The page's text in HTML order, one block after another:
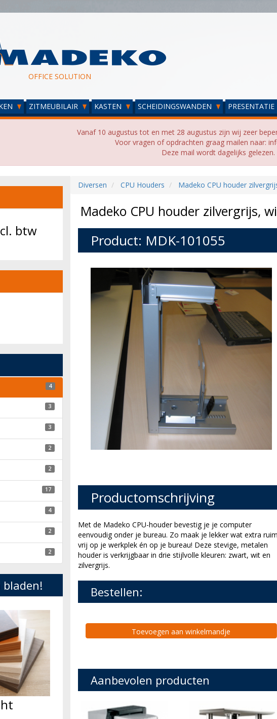
OFFICE SOLUTION
ZITMEUBILAIR KASTEN SCHEIDINGSWANDEN PRESENTATIE
Vanaf 10 augustus tot en met 28 augustus zijn wij zeer
Voor vragen of opdrachten graag mailen naar:
Deze mail wordt dagelijks gelezen.
Diversen CPU Houders Madeko CPU houder
Madeko CPU houder zilvergrijs,
Product: MDK-101055
Productomschrijving
Met de Madeko CPU-houder bevestig je je computer
eenvoudig onder je bureau. Zo maak je lekker wat extra
vrij op je werkplek én op je bureau! Deze stevige, metalen
houder is verkrijgbaar in drie stijlvolle kleuren: zwart, wit en
zilvergrijs.
Bestellen:
Toevoegen aan winkelmandje
Aanbevolen producten
btw
4
3
3
2
2
17
4
2
2
bladen!